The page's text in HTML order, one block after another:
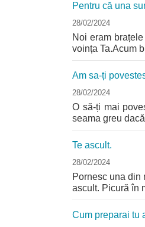
Pentru că una
28/02/2024
Noi eram
voința Ta.Acum
Am sa-ți
28/02/2024
O să-ți mai
seama greu
Te ascult.
28/02/2024
Pornesc una din
ascult. Picură în
Cum preparai tu